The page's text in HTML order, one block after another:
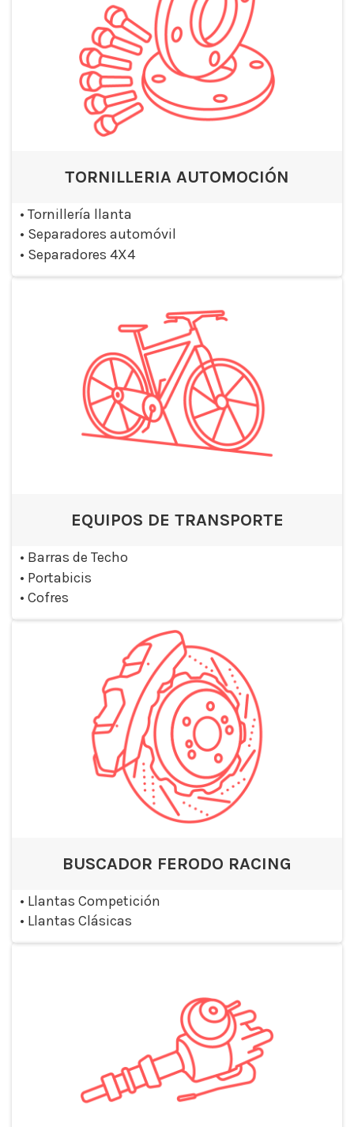
TORNILLERIA AUTOMOCIÓN
• Tornillería llanta
• Separadores automóvil
• Separadores 4X4
EQUIPOS DE TRANSPORTE
• Barras de Techo
• Portabicis
• Cofres
BUSCADOR FERODO RACING
• Llantas Competición
• Llantas Clásicas